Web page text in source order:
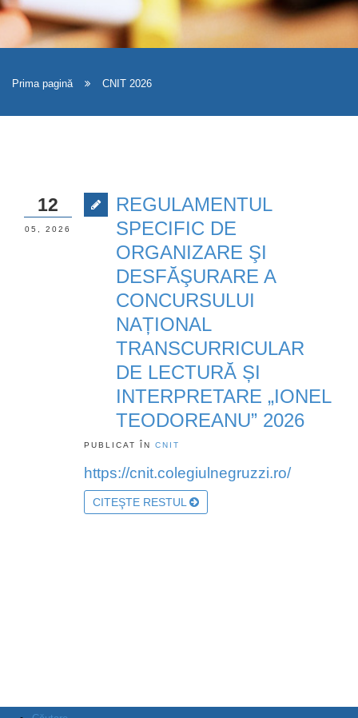
Prima pagină CNIT 2026
REGULAMENTUL
SPECIFIC DE
ORGANIZARE ŞI
DESFĂŞURARE A
CONCURSULUI
NAȚIONAL
TRANSCURRICULAR
DE LECTURĂ ȘI
INTERPRETARE „IONEL
TEODOREANU” 2026
PUBLICAT ÎN CNIT
https://cnit.colegiulnegruzzi.ro/
CITEŞTE RESTUL
12
05, 2026